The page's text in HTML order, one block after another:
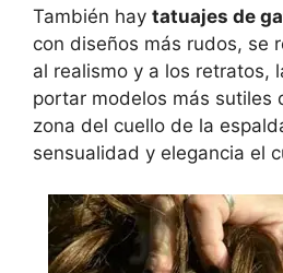
También hay tatuajes de
con diseños más rudos, se
al realismo y a los retratos,
portar modelos más sutiles
zona del cuello de la
sensualidad y elegancia el